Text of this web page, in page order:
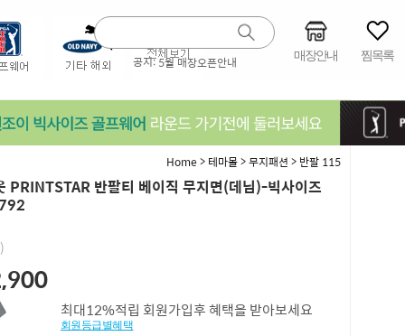
공지:5월 매장오픈안내 매장안내 찜목록
Home> 테마몰>무지패션 > 반팔 115
PRINTSTAR 반팔티 베이직 무지면(데님)-빅사이즈
최대12%적립 회원가입후 혜택을 받아보세요
회원등급별혜택